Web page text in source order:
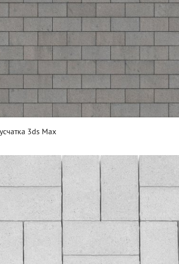
3ds Max